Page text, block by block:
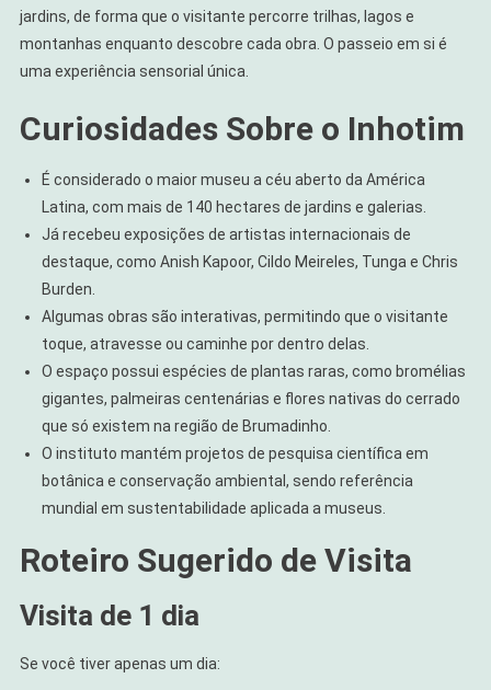
jardins, de forma que o visitante percorre trilhas, lagos e
montanhas enquanto descobre cada obra. O passeio em si é
uma experiência sensorial única.
Curiosidades Sobre o Inhotim
É considerado o maior museu a céu aberto da América
Latina, com mais de 140 hectares de jardins e galerias.
Já recebeu exposições de artistas internacionais de
destaque, como Anish Kapoor, Cildo Meireles, Tunga e Chris
Burden.
Algumas obras são interativas, permitindo que o visitante
toque, atravesse ou caminhe por dentro delas.
O espaço possui espécies de plantas raras, como bromélias
gigantes, palmeiras centenárias e flores nativas do cerrado
que só existem na região de Brumadinho.
O instituto mantém projetos de pesquisa científica em
botânica e conservação ambiental, sendo referência
mundial em sustentabilidade aplicada a museus.
Roteiro Sugerido de Visita
Visita de 1 dia
Se você tiver apenas um dia: